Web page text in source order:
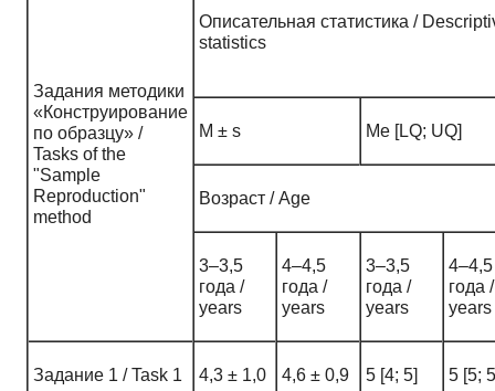
Задания методики
«Конструирование
по образцу» /
Tasks of the
"Sample
Reproduction"
method
Описательная статистика /
statistics
M ± s Me [LQ; UQ]
Возраст / Age
3–3,5
года /
years
4–4,5
года /
years
3–3,5
года /
years
4–4,5
года /
years
Задание 1 / Task 1 4,3 ± 1,0 4,6 ± 0,9 5 [4; 5] 5 [5;